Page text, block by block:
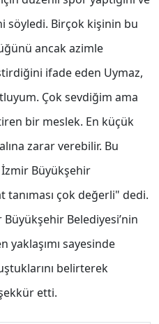
söyledi. Birçok kişinin bu
ancak azimle
ifade eden Uymaz,
Çok sevdiğim ama
bir meslek. En küçük
zarar verebilir. Bu
İzmir Büyükşehir
tanıması çok değerli" dedi.
Belediyesi’nin
yaklaşımı sayesinde
belirterek
etti.